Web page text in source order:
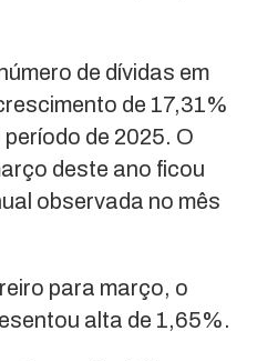
de dívidas em
de 17,31%
de 2025. O
deste ano ficou
observada no mês
para março, o
alta de 1,65%.